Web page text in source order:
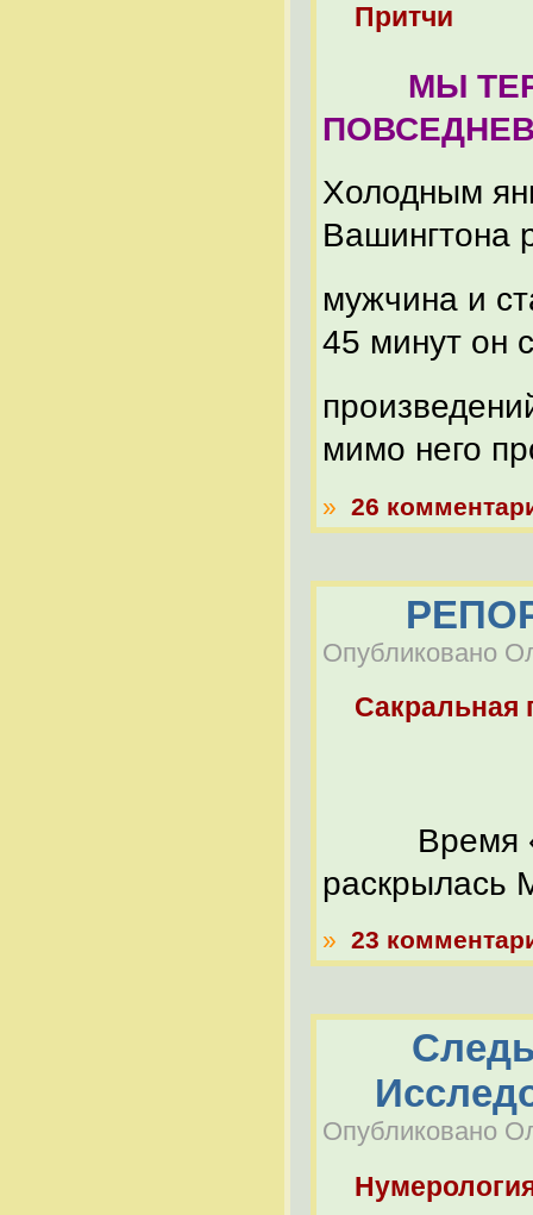
Притчи
МЫ
Холодным
Вашингтона
мужчина и
45 минут он
мимо него
» 26
Опубликовано
Сакральная
Время
раскрылась
» 23
Опубликовано